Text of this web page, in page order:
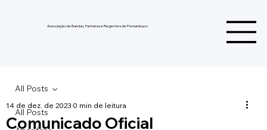
Associação de Bandas, Fanfarras e Regentes de Pernambuco
All Posts
All Posts
Comunicado Oficial
14 de dez. de 20230 min de leitura